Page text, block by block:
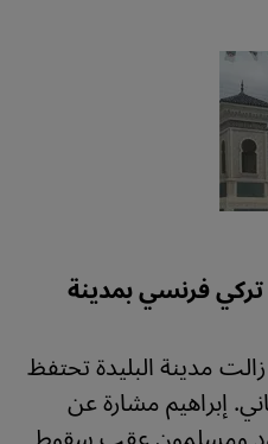
فرنسي بمدينة
مدينة البليدة تحتفظ
إبراهيم مشارة عن